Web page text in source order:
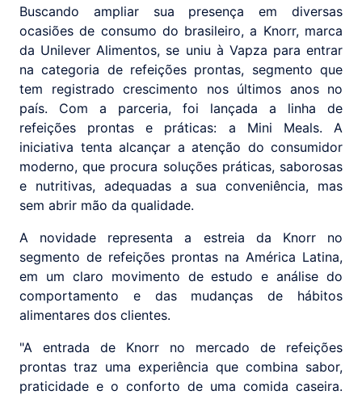
Buscando ampliar sua presença em diversas
ocasiões de consumo do brasileiro, a Knorr, marca
da Unilever Alimentos, se uniu à Vapza para entrar
na categoria de refeições prontas, segmento que
tem registrado crescimento nos últimos anos no
país. Com a parceria, foi lançada a linha de
refeições prontas e práticas: a Mini Meals. A
iniciativa tenta alcançar a atenção do consumidor
moderno, que procura soluções práticas, saborosas
e nutritivas, adequadas a sua conveniência, mas
sem abrir mão da qualidade.
A novidade representa a estreia da Knorr no
segmento de refeições prontas na América Latina,
em um claro movimento de estudo e análise do
comportamento e das mudanças de hábitos
alimentares dos clientes.
"A entrada de Knorr no mercado de refeições
prontas traz uma experiência que combina sabor,
praticidade e o conforto de uma comida caseira.